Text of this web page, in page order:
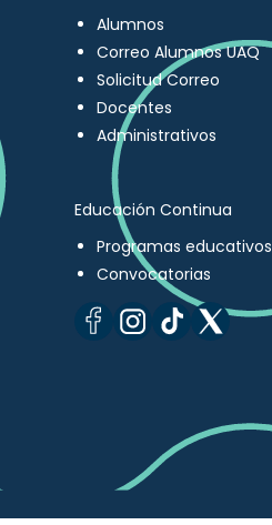
Alumnos
Correo Alumnos UAQ
Solicitud Correo
Docentes
Administrativos
Educación Continua
Programas educativos
Convocatorias